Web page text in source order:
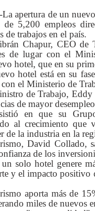
-La apertura de un
de 5,200 empleos
de trabajos en el país.
Chapur, CEO de
de lugar con el
hotel, que en su
hotel está en su
el Ministerio de
de Trabajo, Eddy
de mayor
en que su
al crecimiento que
de la industria en la
David Collado,
de los
solo hotel genere
y el impacto
aporta más de
miles de nuevos